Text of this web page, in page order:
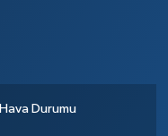
Hava Durumu